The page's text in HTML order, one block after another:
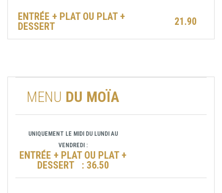
ENTRÉE + PLAT OU PLAT +
DESSERT
21.90
MENU DU MOÏA
UNIQUEMENT LE MIDI DU LUNDI AU
VENDREDI :
ENTRÉE + PLAT OU PLAT +
DESSERT : 36.50